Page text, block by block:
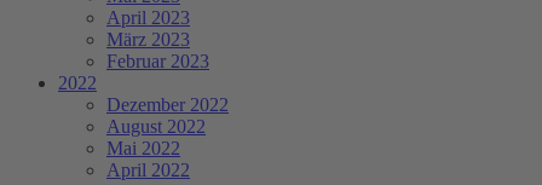
April 2023
März 2023
Februar 2023
2022
Dezember 2022
August 2022
Mai 2022
April 2022